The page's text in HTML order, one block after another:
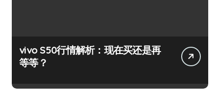
vivo S50行情解析：现在买还是再
等等？